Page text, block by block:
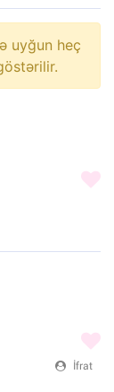
uyğun heç
İfrat